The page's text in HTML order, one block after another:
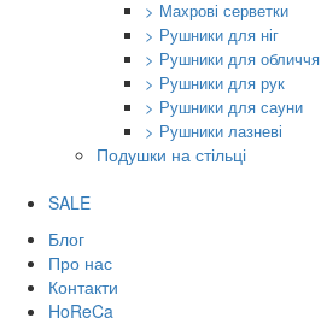
> Махрові серветки
> Рушники для ніг
> Рушники для обличчя
> Рушники для рук
> Рушники для сауни
> Рушники лазневі
Подушки на стільці
SALE
Блог
Про нас
Контакти
HoReCa